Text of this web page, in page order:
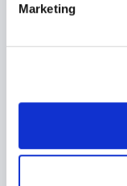
Marketing
Cosmetique
Chimique
Rechercher
Contacts